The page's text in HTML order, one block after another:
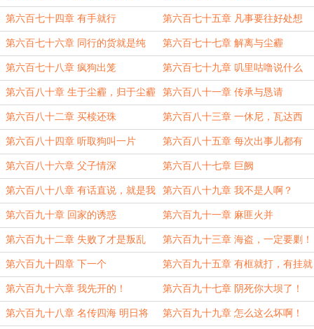
第六百七十四章 有手就行 第六百七十五章 凡事要往好处想
第六百七十六章 同行的货就是纯
啊！
第六百七十七章 解离与尘霾
第六百七十八章 疯狗出笼 第六百七十九章 叽里咕噜说什么
呢？跟我的数值说去吧！
第六百八十章 生于尘霾，归于尘霾 第六百八十一章 传承与恳请
第六百八十二章 买椟还珠 第六百八十三章 一休尼，瓦达西
第六百八十四章 听取狗叫一片 第六百八十五章 每次出事儿都有
你！
第六百八十六章 父子情深 第六百八十七章 巨阙
第六百八十八章 有话直说，就是我
的忍道！
第六百八十九章 我不是人啊？
第六百九十章 回家的诱惑 第六百九十一章 麻匪火并
第六百九十二章 失败了才是叛乱 第六百九十三章 海盗，一定要剿！
（感谢S赎的盟主
第六百九十四章 下一个 第六百九十五章 有框就打，有挂就
开
第六百九十六章 我先开的！ 第六百九十七章 阴死你大坝了！
第六百九十八章 名传四海 明日将 第六百九十九章 怎么这么坏啊！